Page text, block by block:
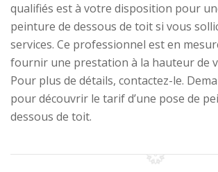
qualifiés est à votre disposition pour
peinture de dessous de toit si vous
services. Ce professionnel est en
fournir une prestation à la hauteur de
Pour plus de détails, contactez-le.
pour découvrir le tarif d’une pose de
dessous de toit.